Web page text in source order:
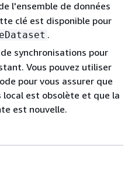
l'ensemble de données
clé est disponible pour
.
synchronisations pour
Vous pouvez utiliser
pour vous assurer que
local est obsolète et que la
est nouvelle.